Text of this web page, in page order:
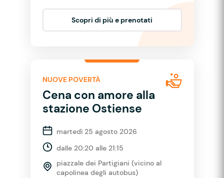
Scopri di più e prenotati
NUOVE POVERTÀ
Cena con amore alla
stazione Ostiense
martedì 25 agosto 2026
dalle 20:20 alle 21:15
piazzale dei Partigiani (vicino al
capolinea degli autobus)